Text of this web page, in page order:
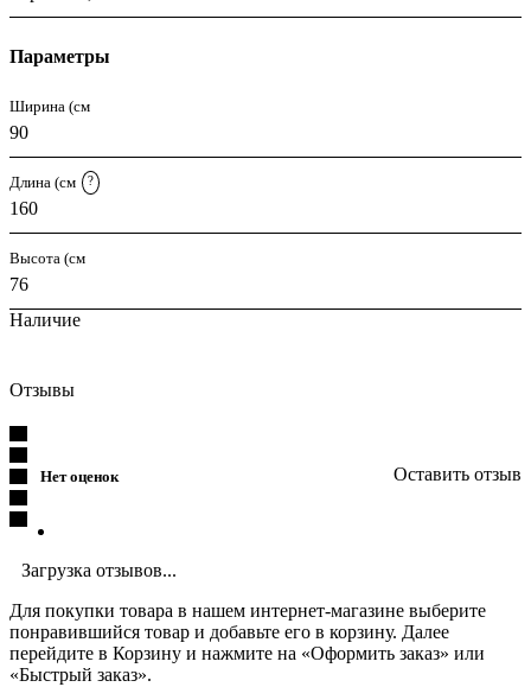
Параметры
Ширина (см
90
Длина (см ?
160
Высота (см
76
Наличие
Отзывы
Нет оценок Оставить отзыв
Загрузка отзывов...
Для покупки товара в нашем интернет-магазине выберите
понравившийся товар и добавьте его в корзину. Далее
перейдите в Корзину и нажмите на «Оформить заказ» или
«Быстрый заказ».